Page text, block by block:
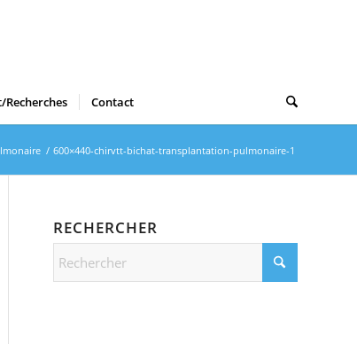
Recherches Contact
/ 600×440-chirvtt-bichat-transplantation-pulmonaire-1
RECHERCHER